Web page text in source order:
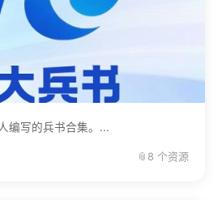
编写的兵书合集。...
📎 8 个资源